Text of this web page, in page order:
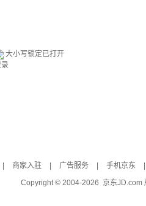
大小写锁定已打开
商家入驻 广告服务 手机京东
Copyright © 2004-2026 京东JD.com